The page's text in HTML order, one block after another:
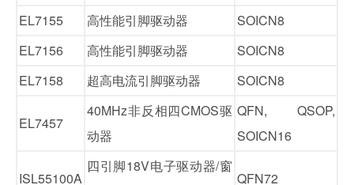
EL7155
高性能引脚驱动器
SOICN8
EL7156
高性能引脚驱动器
SOICN8
EL7158
超高电流引脚驱动器 SOICN8
EL7457
40MHz非反相四CMOS驱
动器
QFN, QSOP,
SOICN16
ISL55100A
四引脚18V电子驱动器/窗
QFN72